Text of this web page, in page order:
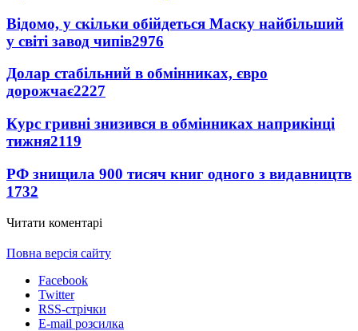
Відомо, у скільки обійдеться Маску найбільший
у світі завод чипів2976
Долар стабільний в обмінниках, євро
дорожчає2227
Курс гривні знизився в обмінниках наприкінці
тижня2119
РФ знищила 900 тисяч книг одного з видавництв
1732
Читати коментарі
Повна версія сайту
Facebook
Twitter
RSS-стрічки
E-mail розсилка